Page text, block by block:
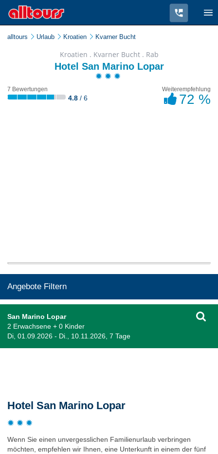
alltours Urlaub Kroatien Kvarner Bucht
Kroatien . Kvarner Bucht . Rab
Hotel San Marino Lopar
7 Bewertungen
4.8 / 6
Weiterempfehlung
72 %
Angebote Filtern
San Marino Lopar
2 Erwachsene + 0 Kinder
Di, 01.09.2026 - Di., 10.11.2026, 7 Tage
Hotel San Marino Lopar
Wenn Sie einen unvergesslichen Familienurlaub verbringen
möchten, empfehlen wir Ihnen, eine Unterkunft in einem der fünf